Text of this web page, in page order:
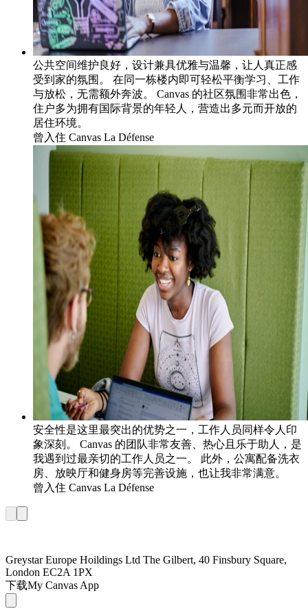
公共空间维护良好，设计兼具优雅与温馨，让人真正感
受到家的氛围。 在同一栋楼内即可轻松平衡学习、工作
与放松，无需额外奔波。 Canvas 的社区氛围非常出色，
住户多为拥有国际背景的年轻人，营造出多元而开放的
居住环境。
曾入住 Canvas La Défense
安全性是这里最突出的优势之一，工作人员同样令人印
象深刻。 Canvas 的团队非常友善、热心且乐于助人，是
我遇到过最亲切的工作人员之一。 此外，公寓配备洗衣
房、放映厅和健身房等完善设施，也让我非常满意。
曾入住 Canvas La Défense
Greystar Europe Hoildings Ltd The Gilbert, 40 Finsbury Square,
London EC2A 1PX
下载My Canvas App